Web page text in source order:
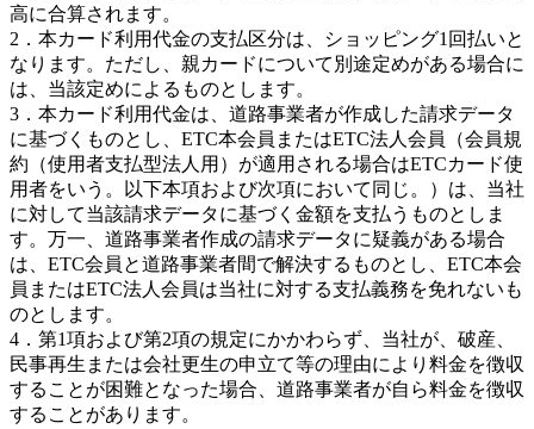
高に合算されます。
2．本カード利用代金の支払区分は、ショッピング1回払いと
なります。ただし、親カードについて別途定めがある場合に
は、当該定めによるものとします。
3．本カード利用代金は、道路事業者が作成した請求データ
に基づくものとし、ETC本会員またはETC法人会員（会員規
約（使用者支払型法人用）が適用される場合はETCカード使
用者をいう。以下本項および次項において同じ。）は、当社
に対して当該請求データに基づく金額を支払うものとしま
す。万一、道路事業者作成の請求データに疑義がある場合
は、ETC会員と道路事業者間で解決するものとし、ETC本会
員またはETC法人会員は当社に対する支払義務を免れないも
のとします。
4．第1項および第2項の規定にかかわらず、当社が、破産、
民事再生または会社更生の申立て等の理由により料金を徴収
することが困難となった場合、道路事業者が自ら料金を徴収
することがあります。